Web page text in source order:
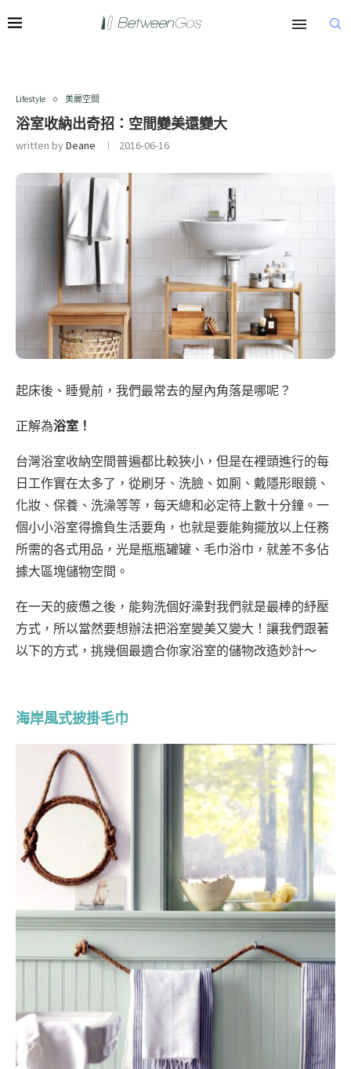
Lifestyle 美麗空間
浴室收納出奇招：空間變美還變大
written byDeane 2016-06-16
起床後、睡覺前，我們最常去的屋內角落是哪呢？
正解為浴室！
台灣浴室收納空間普遍都比較狹小，但是在裡頭進行的每
日工作實在太多了，從刷牙、洗臉、如厠、戴隱形眼鏡、
化妝、保養、洗澡等等，每天總和必定待上數十分鐘。一
個小小浴室得擔負生活要角，也就是要能夠擺放以上任務
所需的各式用品，光是瓶瓶罐罐、毛巾浴巾，就差不多佔
據大區塊儲物空間。
在一天的疲憊之後，能夠洗個好澡對我們就是最棒的紓壓
方式，所以當然要想辦法把浴室變美又變大！讓我們跟著
以下的方式，挑幾個最適合你家浴室的儲物改造妙計～
海岸風式披掛毛巾